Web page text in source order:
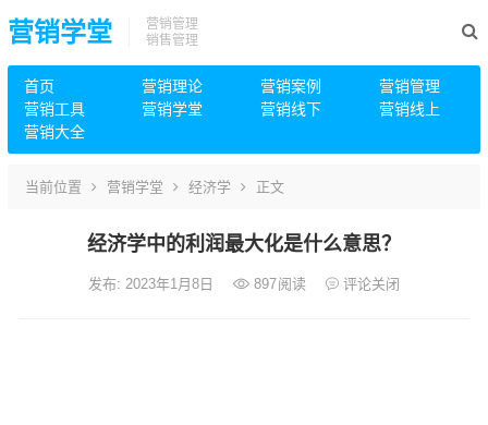
营销学堂
营销管理
销售管理
首页 营销理论 营销案例
营销管理
营销工具
营销学堂 营销线下
营销线上
营销大全
当前位置 营销学堂 经济学 正文
经济学中的利润最大化是什么意思？
发布: 2023年1月8日 897阅读 评论关闭